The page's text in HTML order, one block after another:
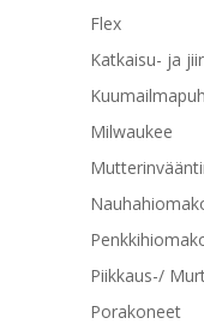
Flex
Katkaisu- ja
Milwaukee
Piikkaus-/
Porakoneet